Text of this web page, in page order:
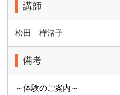
講師
松田 樺渚子
備考
～体験のご案内～